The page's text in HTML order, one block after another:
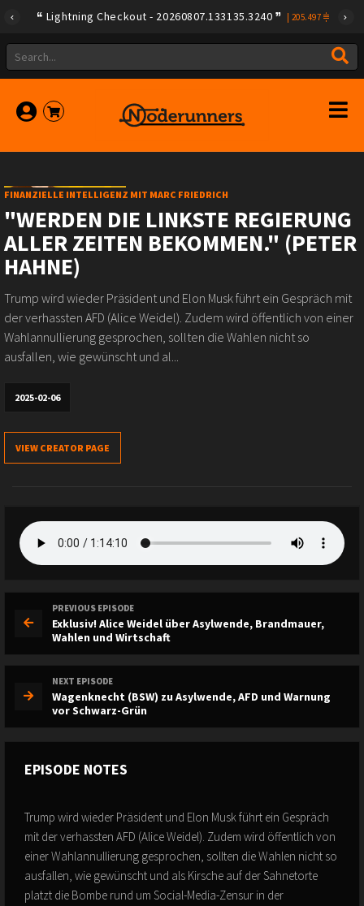
Lightning Checkout - 20260807.133135.3240 205.497
FINANZIELLE INTELLIGENZ MIT MARC FRIEDRICH
"WERDEN DIE LINKSTE REGIERUNG
ALLER ZEITEN BEKOMMEN." (PETER
HAHNE)
Trump wird wieder Präsident und Elon Musk führt ein Gespräch mit
der verhassten AFD (Alice Weidel). Zudem wird öffentlich von einer
Wahlannullierung gesprochen, sollten die Wahlen nicht so
ausfallen, wie gewünscht und al...
2025-02-06
VIEW CREATOR PAGE
PREVIOUS EPISODE
Exklusiv! Alice Weidel über Asylwende, Brandmauer,
Wahlen und Wirtschaft
NEXT EPISODE
Wagenknecht (BSW) zu Asylwende, AFD und Warnung
vor Schwarz-Grün
EPISODE NOTES
Trump wird wieder Präsident und Elon Musk führt ein Gespräch
mit der verhassten AFD (Alice Weidel). Zudem wird öffentlich von
einer Wahlannullierung gesprochen, sollten die Wahlen nicht so
ausfallen, wie gewünscht und als Kirsche auf der Sahnetorte
platzt die Bombe rund um Social-Media-Zensur in der